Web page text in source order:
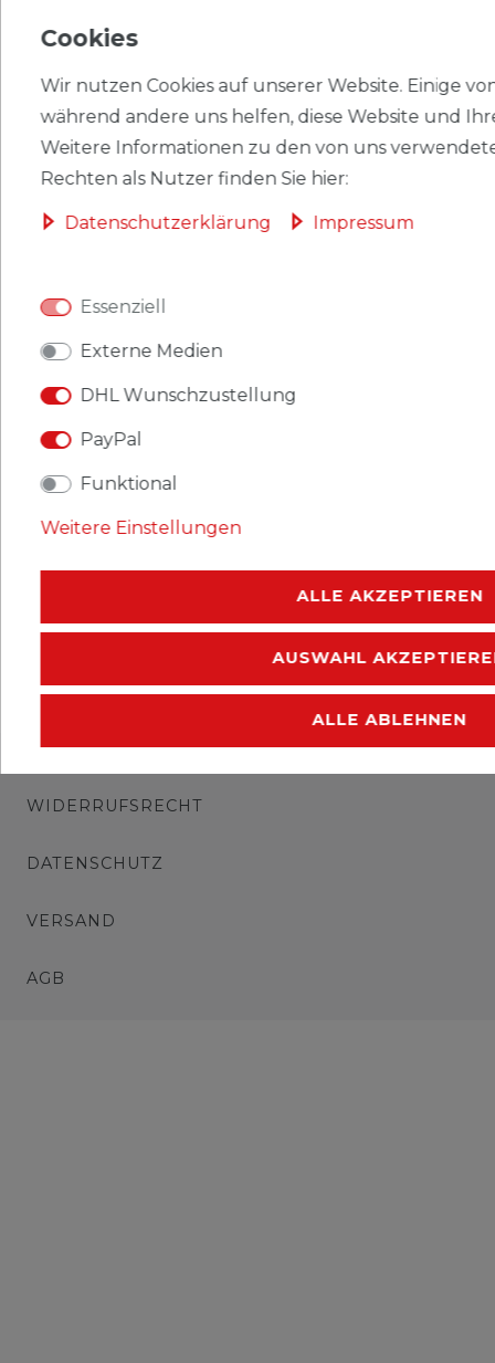
HERSTELLER
Sonnenuhren
Gebiet: DDR
Ausgabeanlass: 1983 Sonnenuhren
Titel: 2798 Kleinbogen
IMPRESSUM
WIDERRUFSRECHT
DATENSCHUTZ
VERSAND
AGB
Cookies
Wir nutzen Cookies auf unserer Website. Einige
während andere uns helfen, diese Website und
Weitere Informationen zu den von uns
Rechten als Nutzer finden Sie hier:
Daten­schutz­erklärung Impressum
Essenziell
Externe Medien
DHL Wunschzustellung
PayPal
Funktional
Weitere Einstellungen
ALLE AKZEPTIEREN
AUSWAHL
ALLE ABLEHNEN